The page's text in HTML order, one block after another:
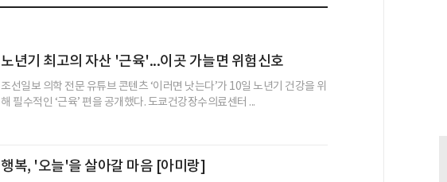
노년기 최고의 자산 '근육'...이곳 가늘면 위험신호
조선일보 의학 전문 유튜브 콘텐츠 ‘이러면 낫는다’가 10일 노년기 건강을 위
해 필수적인 ‘근육’ 편을 공개했다. 도쿄건강장수의료센터 ...
행복, '오늘'을 살아갈 마음 [아미랑]